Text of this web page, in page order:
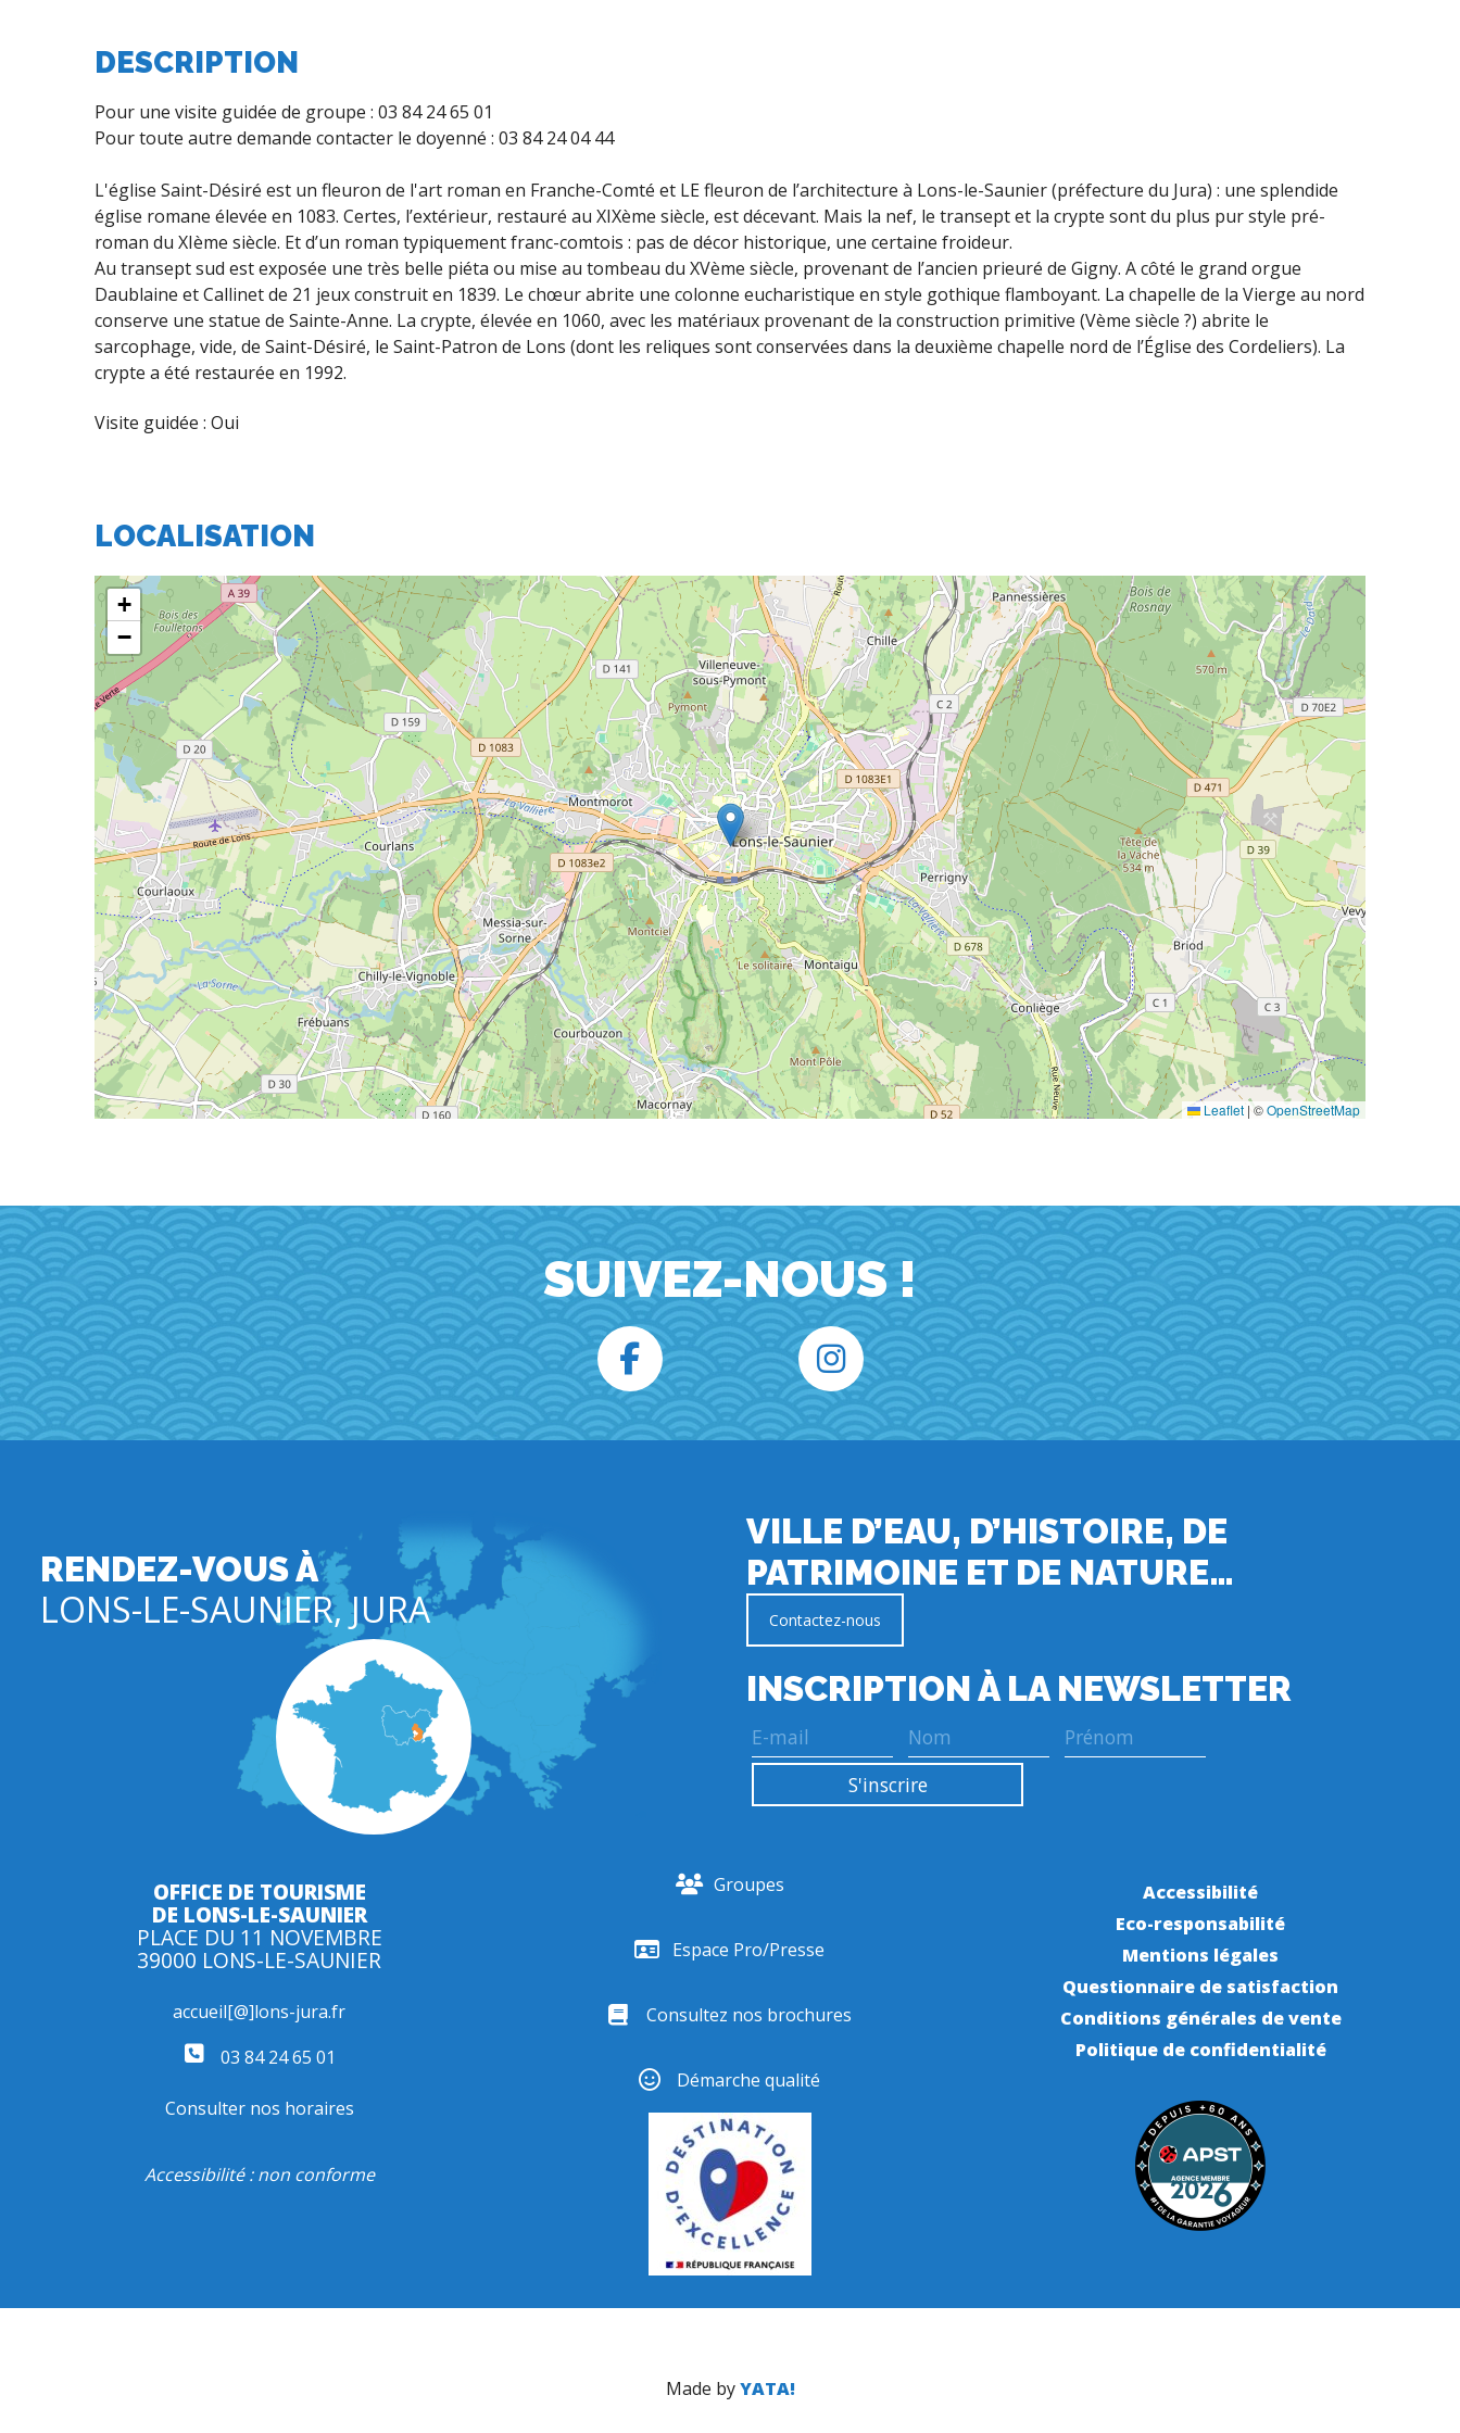
DESCRIPTION
Pour une visite guidée de groupe : 03 84 24 65 01
Pour toute autre demande contacter le doyenné : 03 84 24 04 44
L'église Saint-Désiré est un fleuron de l'art roman en Franche-Comté et LE fleuron de l’architecture à Lons-le-Saunier (préfecture du Jura) : une splendide
église romane élevée en 1083. Certes, l’extérieur, restauré au XIXème siècle, est décevant. Mais la nef, le transept et la crypte sont du plus pur style pré-
roman du XIème siècle. Et d’un roman typiquement franc-comtois : pas de décor historique, une certaine froideur.
Au transept sud est exposée une très belle piéta ou mise au tombeau du XVème siècle, provenant de l’ancien prieuré de Gigny. A côté le grand orgue
Daublaine et Callinet de 21 jeux construit en 1839. Le chœur abrite une colonne eucharistique en style gothique flamboyant. La chapelle de la Vierge au nord
conserve une statue de Sainte-Anne. La crypte, élevée en 1060, avec les matériaux provenant de la construction primitive (Vème siècle ?) abrite le
sarcophage, vide, de Saint-Désiré, le Saint-Patron de Lons (dont les reliques sont conservées dans la deuxième chapelle nord de l’Église des Cordeliers). La
crypte a été restaurée en 1992.
Visite guidée : Oui
LOCALISATION
+
−
Leaflet | ©OpenStreetMap
SUIVEZ-NOUS !
RENDEZ-VOUS À
LONS-LE-SAUNIER, JURA
VILLE D’EAU, D’HISTOIRE, DE
PATRIMOINE ET DE NATURE…
Contactez-nous
INSCRIPTION À LA NEWSLETTER
OFFICE DE TOURISME
DE LONS-LE-SAUNIER
PLACE DU 11 NOVEMBRE
39000 LONS-LE-SAUNIER
accueil[@]lons-jura.fr
03 84 24 65 01
Consulter nos horaires
Accessibilité : non conforme
Groupes
Espace Pro/Presse
Consultez nos brochures
Démarche qualité
Accessibilité
Eco-responsabilité
Mentions légales
Questionnaire de satisfaction
Conditions générales de vente
Politique de confidentialité
Made byYATA!